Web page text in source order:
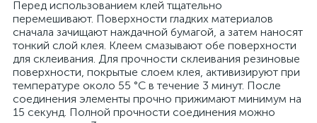
Перед использованием клей тщательно
перемешивают. Поверхности гладких материалов
сначала зачищают наждачной бумагой, а затем наносят
тонкий слой клея. Клеем смазывают обе поверхности
для склеивания. Для прочности склеивания резиновые
поверхности, покрытые слоем клея, активизируют при
температуре около 55 °С в течение 3 минут. После
соединения элементы прочно прижимают минимум на
15 секунд. Полной прочности соединения можно